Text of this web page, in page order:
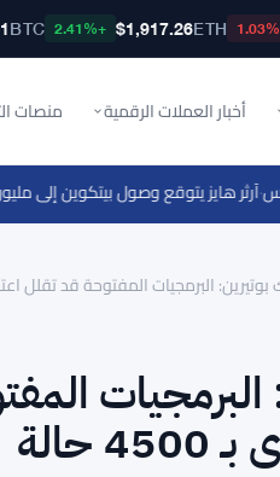
ETH
$1,917.26
+2.41%
BTC
أخبار العملات الرقمية منصات
هايز يتوقع وصول بيتكوين إلى
بوتيرين: البرمجيات المفتوحة قد تقلل اعتماد
البرمجيات
حالة